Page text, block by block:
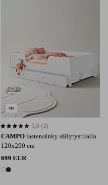
CAMPO lastensänky säilytystilalla
120x200 cm
699 EUR
2 värejä
3,0 perustuen 2 arvosanaan
3,0 (2)